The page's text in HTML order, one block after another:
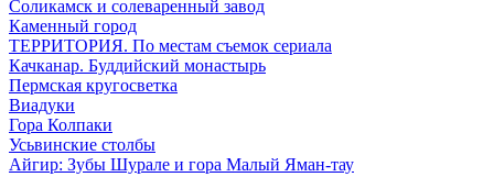
Соликамск и солеваренный завод
Каменный город
ТЕРРИТОРИЯ. По местам съемок сериала
Качканар. Буддийский монастырь
Пермская кругосветка
Виадуки
Гора Колпаки
Усьвинские столбы
Айгир: Зубы Шурале и гора Малый Яман-тау